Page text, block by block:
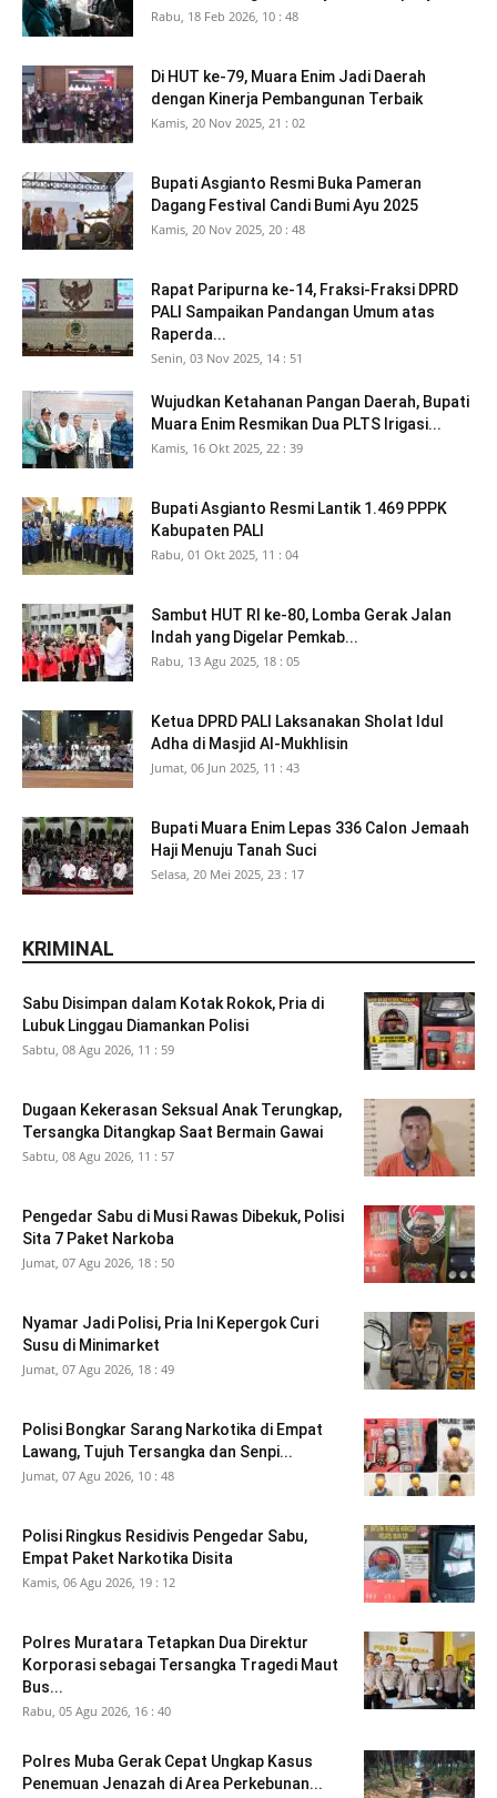
Rabu, 18 Feb 2026, 10 : 48
Di HUT ke-79, Muara Enim Jadi Daerah
dengan Kinerja Pembangunan Terbaik
Kamis, 20 Nov 2025, 21 : 02
Bupati Asgianto Resmi Buka Pameran
Dagang Festival Candi Bumi Ayu 2025
Kamis, 20 Nov 2025, 20 : 48
Rapat Paripurna ke-14, Fraksi-Fraksi DPRD
PALI Sampaikan Pandangan Umum atas
Raperda...
Senin, 03 Nov 2025, 14 : 51
Wujudkan Ketahanan Pangan Daerah, Bupati
Muara Enim Resmikan Dua PLTS Irigasi...
Kamis, 16 Okt 2025, 22 : 39
Bupati Asgianto Resmi Lantik 1.469 PPPK
Kabupaten PALI
Rabu, 01 Okt 2025, 11 : 04
Sambut HUT RI ke-80, Lomba Gerak Jalan
Indah yang Digelar Pemkab...
Rabu, 13 Agu 2025, 18 : 05
Ketua DPRD PALI Laksanakan Sholat Idul
Adha di Masjid Al-Mukhlisin
Jumat, 06 Jun 2025, 11 : 43
Bupati Muara Enim Lepas 336 Calon Jemaah
Haji Menuju Tanah Suci
Selasa, 20 Mei 2025, 23 : 17
KRIMINAL
Sabu Disimpan dalam Kotak Rokok, Pria di
Lubuk Linggau Diamankan Polisi
Sabtu, 08 Agu 2026, 11 : 59
Dugaan Kekerasan Seksual Anak Terungkap,
Tersangka Ditangkap Saat Bermain Gawai
Sabtu, 08 Agu 2026, 11 : 57
Pengedar Sabu di Musi Rawas Dibekuk, Polisi
Sita 7 Paket Narkoba
Jumat, 07 Agu 2026, 18 : 50
Nyamar Jadi Polisi, Pria Ini Kepergok Curi
Susu di Minimarket
Jumat, 07 Agu 2026, 18 : 49
Polisi Bongkar Sarang Narkotika di Empat
Lawang, Tujuh Tersangka dan Senpi...
Jumat, 07 Agu 2026, 10 : 48
Polisi Ringkus Residivis Pengedar Sabu,
Empat Paket Narkotika Disita
Kamis, 06 Agu 2026, 19 : 12
Polres Muratara Tetapkan Dua Direktur
Korporasi sebagai Tersangka Tragedi Maut
Bus...
Rabu, 05 Agu 2026, 16 : 40
Polres Muba Gerak Cepat Ungkap Kasus
Penemuan Jenazah di Area Perkebunan...